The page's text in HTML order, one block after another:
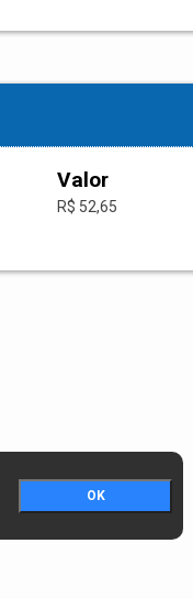
Valor
R$ 52,65
OK